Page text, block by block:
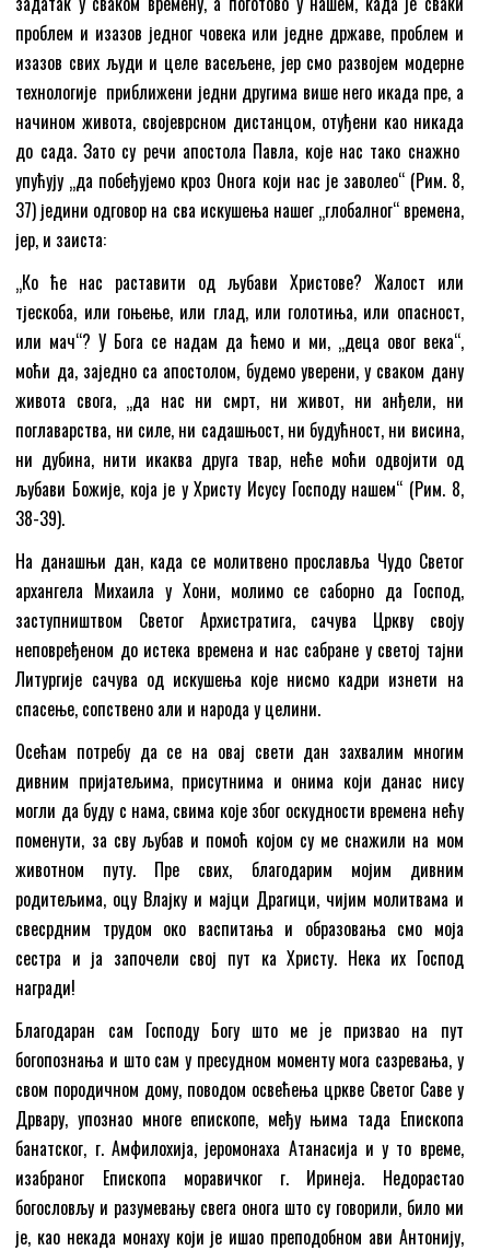
проблем и изазов једног човека или једне државе, проблем и
изазов свих људи и целе васељене, јер смо развојем модерне
технологије приближени једни другима више него икада пре, а
начином живота, својеврсном дистанцом, отуђени као никада
до сада. Зато су речи апостола Павла, које нас тако снажно
упућују „да побеђујемо кроз Онога који нас је заволеo“ (Рим. 8,
37) једини одговор на сва искушења нашег „глобалног“ времена,
јер, и заиста:
„Ко ће нас раставити од љубави Христове? Жалост или
тјескоба, или гоњење, или глад, или голотиња, или опасност,
или мач“? У Бога се надам да ћемо и ми, „деца овог века“,
моћи да, заједно са апостолом, будемо уверени, у сваком дану
живота свога, „да нас ни смрт, ни живот, ни анђели, ни
поглаварства, ни силе, ни садашњост, ни будућност, ни висина,
ни дубина, нити икаква друга твар, неће моћи одвојити од
љубави Божије, која је у Христу Исусу Господу нашем“ (Рим. 8,
38-39).
На данашњи дан, када се молитвено прославља Чудо Светог
архангела Михаила у Хони, молимо се саборно да Господ,
заступништвом Светог Архистратига, сачува Цркву своју
неповређеном до истека времена и нас сабране у светој тајни
Литургије сачува од искушења које нисмо кадри изнети на
спасење, сопствено али и народа у целини.
Осећам потребу да се на овај свети дан захвалим многим
дивним пријатељима, присутнима и онима који данас нису
могли да буду с нама, свима које због оскудности времена нећу
поменути, за сву љубав и помоћ којом су ме снажили на мом
животном путу. Пре свих, благодарим мојим дивним
родитељима, оцу Влајку и мајци Драгици, чијим молитвама и
свесрдним трудом око васпитања и образовања смо моја
сестра и ја започели свој пут ка Христу. Нека их Господ
награди!
Благодаран сам Господу Богу што ме je призвао на пут
богопознања и што сам у пресудном моменту мога сазревања, у
свом породичном дому, поводом освећења цркве Светог Саве у
Дрвару, упознао многе епископе, међу њима тада Епископа
банатског, г. Амфилохија, јеромонаха Атанасија и у то време,
изабраног Епископа моравичког г. Иринеја. Недорастао
богословљу и разумевању свега онога што су говорили, било ми
је, као некада монаху који је ишао преподобном ави Антонију,